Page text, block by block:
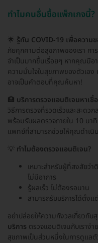
ทำไมคนอื่นซื้อแพ็กเกจนี้?
🌟 รู้ทัน COVID-19 เพื่อความ
ภัยคุกคามต่อสุขภาพของเรา กา
จำเป็นมากขึ้นเรื่อยๆ หากคุณมีอ
ความมั่นใจในสุขภาพของตัวเอ
อาจเป็นคำตอบที่คุณค้นหา!
🏥 บริการตรวจแอนติเจนหาเชื้
วิธีการตรวจที่รวดเร็วและสะดว
พร้อมรับผลตรวจภายใน 10 นา
แพทย์ที่สามารถช่วยให้คุณดำเนิ
💡 ทำไมต้องตรวจแอนติเจน?
เหมาะสำหรับผู้ที่สงสัยว่
ไม่มีอาการ
รู้ผลเร็ว ไม่ต้องรอนาน
สามารถรับบริการได้ตั้ง
อย่าปล่อยให้ความกังวลเกี่ยวกั
บริการ ตรวจแอนติเจนกับเราง่
สุขภาพเป็นส่วนหนึ่งในการดูแล